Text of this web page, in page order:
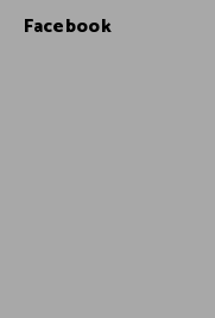
Facebook